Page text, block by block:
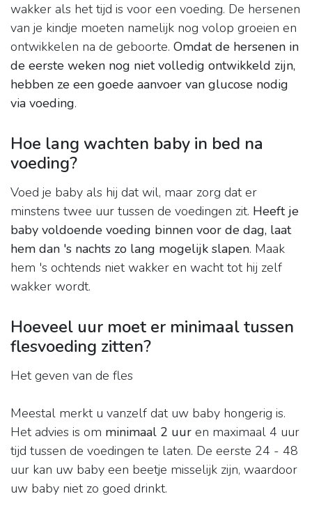
wakker als het tijd is voor een voeding. De hersenen
van je kindje moeten namelijk nog volop groeien en
ontwikkelen na de geboorte. Omdat de hersenen in
de eerste weken nog niet volledig ontwikkeld zijn,
hebben ze een goede aanvoer van glucose nodig
via voeding.
Hoe lang wachten baby in bed na
voeding?
Voed je baby als hij dat wil, maar zorg dat er
minstens twee uur tussen de voedingen zit. Heeft je
baby voldoende voeding binnen voor de dag, laat
hem dan 's nachts zo lang mogelijk slapen. Maak
hem 's ochtends niet wakker en wacht tot hij zelf
wakker wordt.
Hoeveel uur moet er minimaal tussen
flesvoeding zitten?
Het geven van de fles
Meestal merkt u vanzelf dat uw baby hongerig is.
Het advies is om minimaal 2 uur en maximaal 4 uur
tijd tussen de voedingen te laten. De eerste 24 - 48
uur kan uw baby een beetje misselijk zijn, waardoor
uw baby niet zo goed drinkt.